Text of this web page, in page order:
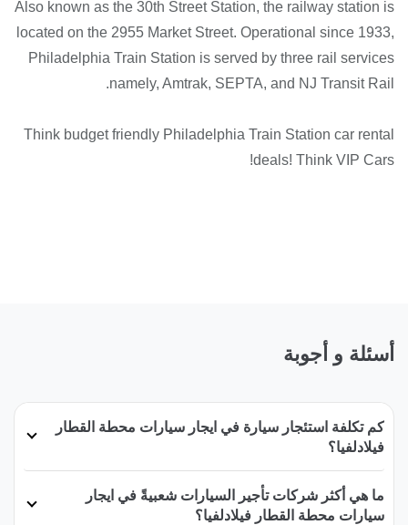
Also known as the 30th Street Station, the railway station is
located on the 2955 Market Street. Operational since 1933,
Philadelphia Train Station is served by three rail services
namely, Amtrak, SEPTA, and NJ Transit Rail.
Think budget friendly Philadelphia Train Station car rental
deals! Think VIP Cars!
أسئلة و أجوبة
كم تكلفة استئجار سيارة في ايجار سيارات محطة القطار
فيلادلفيا؟
ما هي أكثر شركات تأجير السيارات شعبيةً في ايجار
سيارات محطة القطار فيلادلفيا؟